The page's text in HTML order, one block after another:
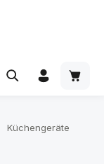
Küchengeräte